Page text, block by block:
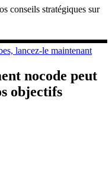
conseils stratégiques sur
lancez-le maintenant
nocode peut
objectifs